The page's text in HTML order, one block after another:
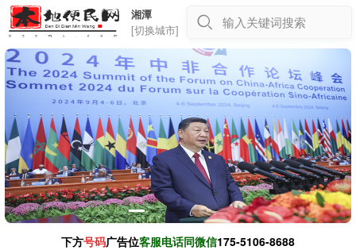
湘潭
[切换城市]
输入关键词搜索
下方号码广告位客服电话同微信175-5106-8688